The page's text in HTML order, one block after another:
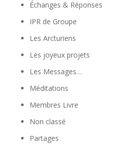
Échanges & Réponses
IPR de Groupe
Les Arcturiens
Les joyeux projets
Les Messages…
Méditations
Membres Livre
Non classé
Partages